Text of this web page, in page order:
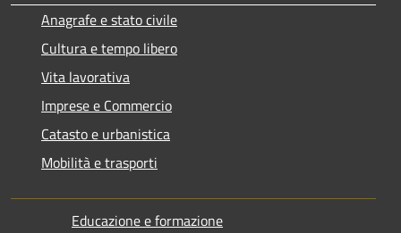
Anagrafe e stato civile
Cultura e tempo libero
Vita lavorativa
Imprese e Commercio
Catasto e urbanistica
Mobilità e trasporti
Educazione e formazione